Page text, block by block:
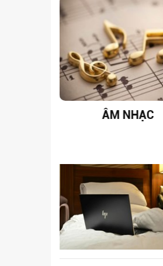
ÂM NHẠC